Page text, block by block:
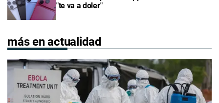
"te va a doler"
más en actualidad